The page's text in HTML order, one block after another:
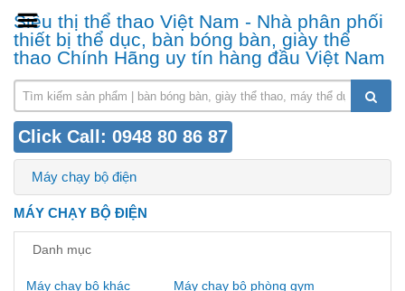
Siêu thị thể thao Việt Nam - Nhà phân phối
thiết bị thể dục, bàn bóng bàn, giày thể
thao Chính Hãng uy tín hàng đầu Việt Nam
Click Call: 0948 80 86 87
Máy chạy bộ điện
MÁY CHẠY BỘ ĐIỆN
Danh mục
Máy chạy bộ khác Máy chạy bộ phòng gym